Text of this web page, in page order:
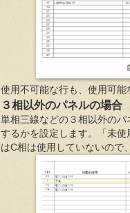
使用不可能な行も、使用可能
３相以外のパネルの場合
単相三線などの３相以外の
するかを設定します。「未
はC相は使用していないので